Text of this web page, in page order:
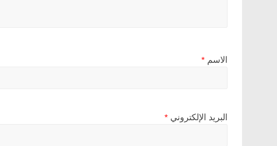
الاسم *
البريد الإلكتروني *